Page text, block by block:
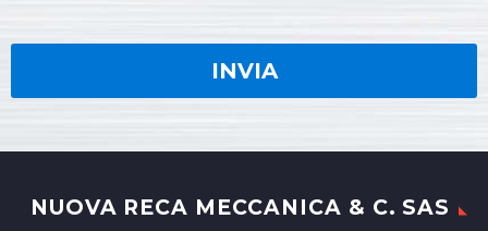
NUOVA RECA MECCANICA & C. SAS